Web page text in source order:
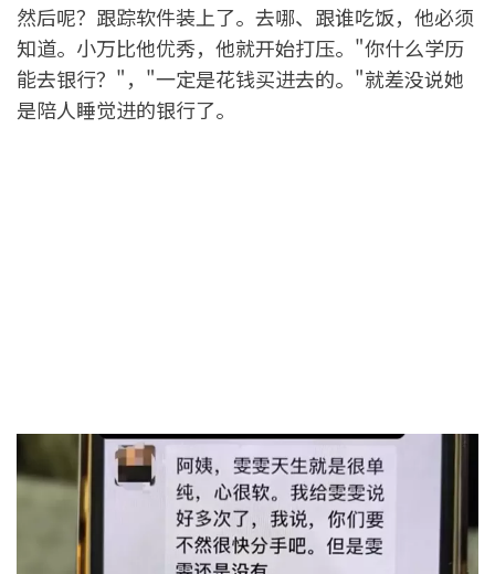
然后呢？跟踪软件装上了。去哪、跟谁吃饭，他必须
知道。小万比他优秀，他就开始打压。"你什么学历
能去银行？"，"一定是花钱买进去的。"就差没说她
是陪人睡觉进的银行了。